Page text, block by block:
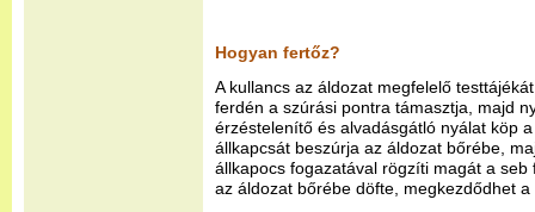
Hogyan fertőz?
A kullancs az áldozat megfelelő
ferdén a szúrási pontra támasztja, majd
érzéstelenítő és alvadásgátló nyálat köp
állkapcsát beszúrja az áldozat bőrébe,
állkapocs fogazatával rögzíti magát a
az áldozat bőrébe döfte, megkezdődhet